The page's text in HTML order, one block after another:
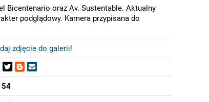
Bicentenario oraz Av. Sustentable. Aktualny
podglądowy. Kamera przypisana do
zdjęcie do galerii!